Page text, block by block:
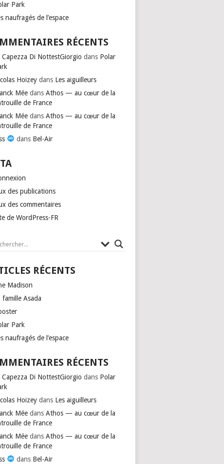
Park
naufragés de l’espace
RÉCENTS
Capezza Di NottestGiorgio dans Polar
Hoizey dans Les aiguilleurs
Mée dansAthos — au cœur de la
de France
Mée dansAthos — au cœur de la
de France
dans Bel-Air
des publications
des commentaires
de WordPress-FR
RÉCENTS
Madison
famille Asada
Park
naufragés de l’espace
RÉCENTS
Capezza Di NottestGiorgio dans Polar
Hoizey dans Les aiguilleurs
Mée dansAthos — au cœur de la
de France
Mée dansAthos — au cœur de la
de France
dans Bel-Air